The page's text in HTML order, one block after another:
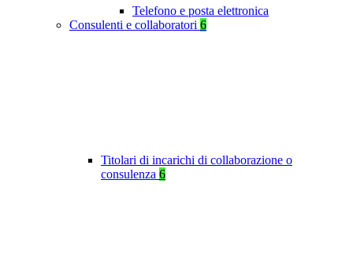
Telefono e posta elettronica
Consulenti e collaboratori 6
Titolari di incarichi di collaborazione o
consulenza 6